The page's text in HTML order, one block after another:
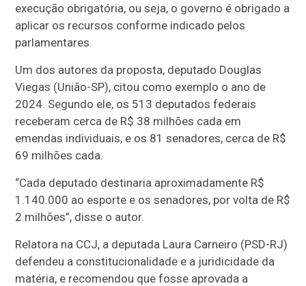
execução obrigatória, ou seja, o governo é obrigado a
aplicar os recursos conforme indicado pelos
parlamentares.
Um dos autores da proposta, deputado Douglas
Viegas (União-SP), citou como exemplo o ano de
2024. Segundo ele, os 513 deputados federais
receberam cerca de R$ 38 milhões cada em
emendas individuais, e os 81 senadores, cerca de R$
69 milhões cada.
“Cada deputado destinaria aproximadamente R$
1.140.000 ao esporte e os senadores, por volta de R$
2 milhões”, disse o autor.
Relatora na CCJ, a deputada Laura Carneiro (PSD-RJ)
defendeu a constitucionalidade e a juridicidade da
matéria, e recomendou que fosse aprovada a